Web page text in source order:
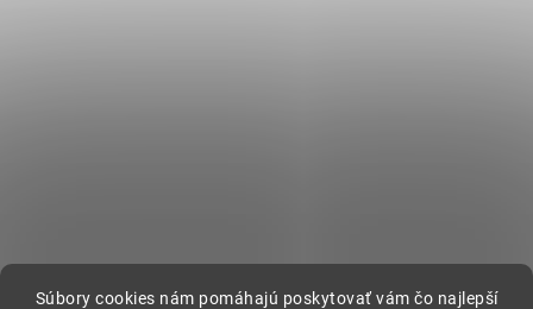
Súbory cookies nám pomáhajú poskytovať vám čo najlepší